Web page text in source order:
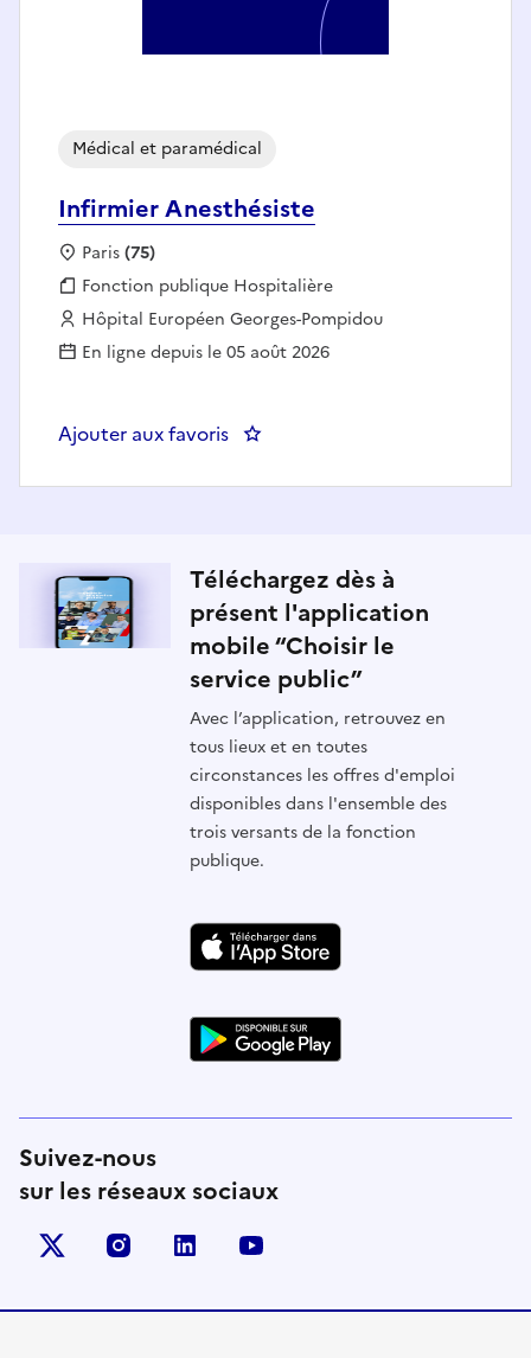
Infirmier Anesthésiste
Médical et paramédical
Localisation :
Paris(75)
Fonction publique :
Fonction publique Hospitalière
Employeur :
Hôpital Européen Georges-Pompidou
En ligne depuis le 05 août 2026
Ajouter aux favoris : Infirmier Anesthésiste
Téléchargez dès à
présent l'application
mobile “Choisir le
service public”
Avec l’application, retrouvez en
tous lieux et en toutes
circonstances les offres d'emploi
disponibles dans l'ensemble des
trois versants de la fonction
publique.
Suivez-nous
sur les réseaux sociaux
X (anciennement Twitter)
instagramlinkedin